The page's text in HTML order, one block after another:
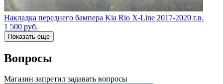
Накладка переднего бампера Kia Rio X-Line 2017-2020 г.в.
1 500 руб.
Показать еще
Вопросы
Магазин запретил задавать вопросы